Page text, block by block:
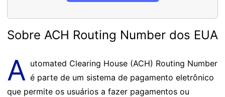
Sobre ACH Routing Number dos EUA
A utomated Clearing House (ACH) Routing Number
é parte de um sistema de pagamento eletrônico
que permite os usuários a fazer pagamentos ou